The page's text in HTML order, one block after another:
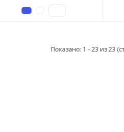
Показано: 1 - 23 из 23